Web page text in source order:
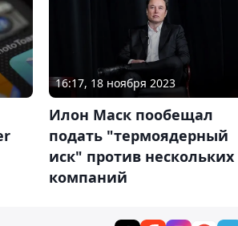
16:17, 18 ноября 2023
Илон Маск пообещал
подать "термоядерный
иск" против нескольких
компаний